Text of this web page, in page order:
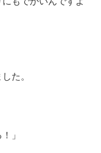
た。
」